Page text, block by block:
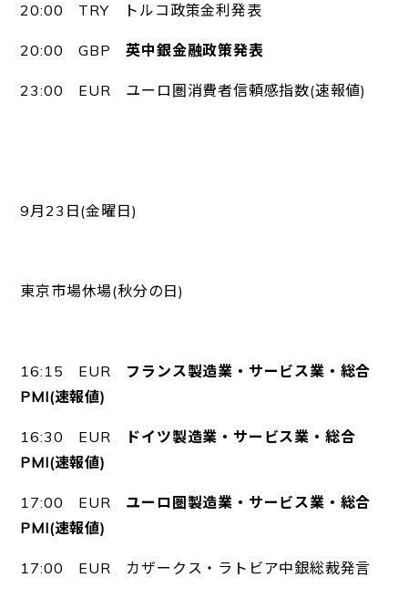
20:00 TRY トルコ政策金利発表
20:00 GBP英中銀金融政策発表
23:00 EUR ユーロ圏消費者信頼感指数(速報値)
9月23日(金曜日)
東京市場休場(秋分の日)
16:15 EUR フランス製造業・サービス業・総合
PMI(速報値)
16:30 EUR
ドイツ製造業・サービス業・総合
PMI(速報値)
17:00 EUR ユーロ圏製造業・サービス業・総合
PMI(速報値)
17:00 EUR カザークス・ラトビア中銀総裁発言